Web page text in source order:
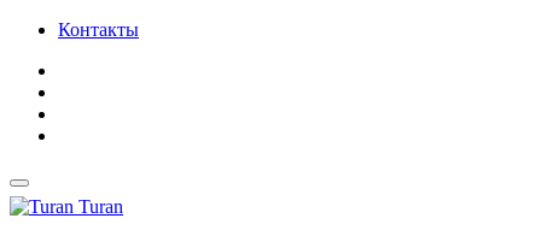
Контакты
Turan